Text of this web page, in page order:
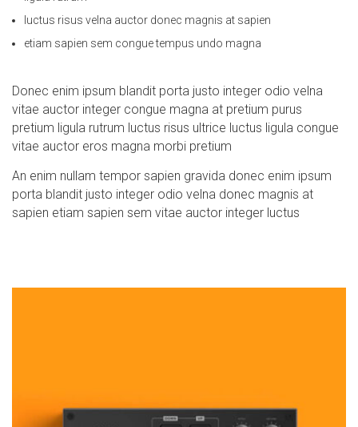
luctus risus velna auctor donec magnis at sapien
etiam sapien sem congue tempus undo magna
Donec enim ipsum blandit porta justo integer odio velna
vitae auctor integer congue magna at pretium purus
pretium ligula rutrum luctus risus ultrice luctus ligula congue
vitae auctor eros magna morbi pretium
An enim nullam tempor sapien gravida donec enim ipsum
porta blandit justo integer odio velna donec magnis at
sapien etiam sapien sem vitae auctor integer luctus